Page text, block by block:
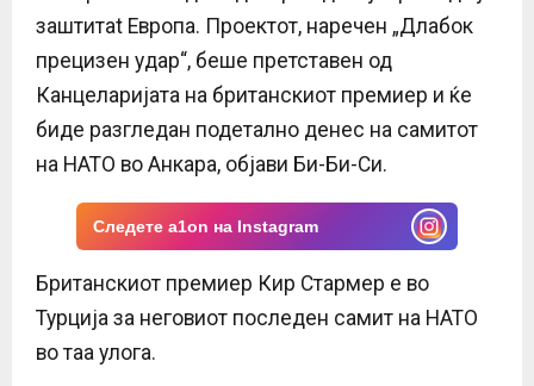
заштитat Европа. Проектот, наречен „Длабок
прецизен удар“, беше претставен од
Канцеларијата на британскиот премиер и ќе
биде разгледан подетално денес на самитот
на НАТО во Анкара, објави Би-Би-Си.
Следете a1on на Instagram
Британскиот премиер Кир Стармер е во
Турција за неговиот последен самит на НАТО
во таа улога.